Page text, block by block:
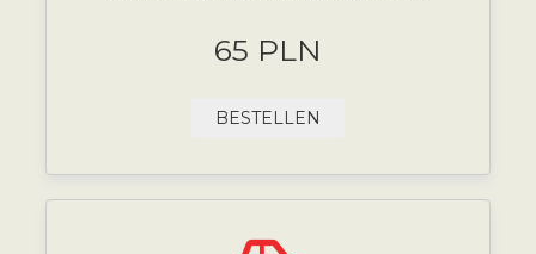
65 PLN
BESTELLEN